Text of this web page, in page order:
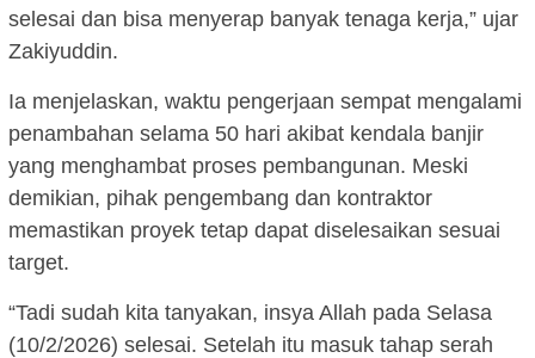
selesai dan bisa menyerap banyak tenaga kerja,” ujar
Zakiyuddin.
Ia menjelaskan, waktu pengerjaan sempat mengalami
penambahan selama 50 hari akibat kendala banjir
yang menghambat proses pembangunan. Meski
demikian, pihak pengembang dan kontraktor
memastikan proyek tetap dapat diselesaikan sesuai
target.
“Tadi sudah kita tanyakan, insya Allah pada Selasa
(10/2/2026) selesai. Setelah itu masuk tahap serah